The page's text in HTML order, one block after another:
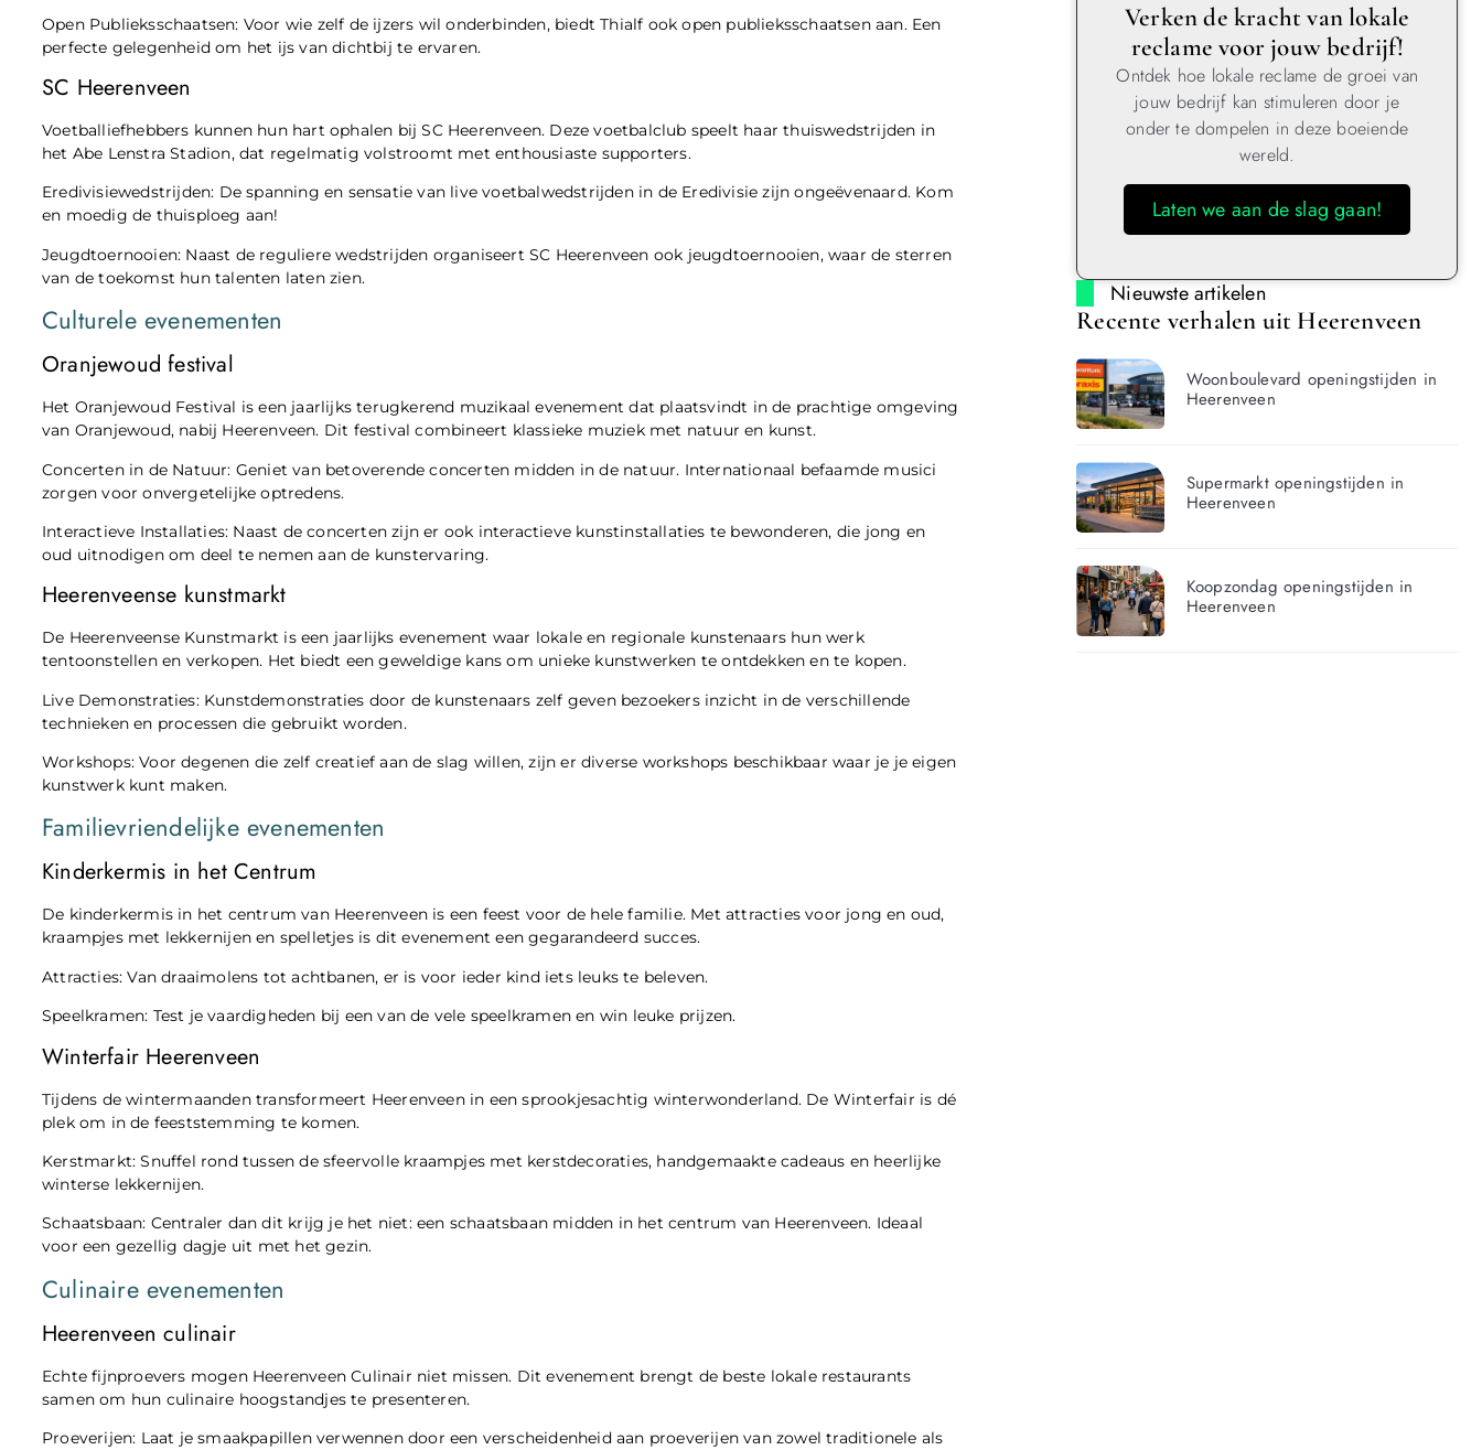
Open Publieksschaatsen: Voor wie zelf de ijzers wil onderbinden, biedt Thialf ook open publieksschaatsen aan. Een
perfecte gelegenheid om het ijs van dichtbij te ervaren.
SC Heerenveen
Voetballiefhebbers kunnen hun hart ophalen bij SC Heerenveen. Deze voetbalclub speelt haar thuiswedstrijden in
het Abe Lenstra Stadion, dat regelmatig volstroomt met enthousiaste supporters.
Eredivisiewedstrijden: De spanning en sensatie van live voetbalwedstrijden in de Eredivisie zijn ongeëvenaard. Kom
en moedig de thuisploeg aan!
Jeugdtoernooien: Naast de reguliere wedstrijden organiseert SC Heerenveen ook jeugdtoernooien, waar de sterren
van de toekomst hun talenten laten zien.
Culturele evenementen
Oranjewoud festival
Het Oranjewoud Festival is een jaarlijks terugkerend muzikaal evenement dat plaatsvindt in de prachtige omgeving
van Oranjewoud, nabij Heerenveen. Dit festival combineert klassieke muziek met natuur en kunst.
Concerten in de Natuur: Geniet van betoverende concerten midden in de natuur. Internationaal befaamde musici
zorgen voor onvergetelijke optredens.
Interactieve Installaties: Naast de concerten zijn er ook interactieve kunstinstallaties te bewonderen, die jong en
oud uitnodigen om deel te nemen aan de kunstervaring.
Heerenveense kunstmarkt
De Heerenveense Kunstmarkt is een jaarlijks evenement waar lokale en regionale kunstenaars hun werk
tentoonstellen en verkopen. Het biedt een geweldige kans om unieke kunstwerken te ontdekken en te kopen.
Live Demonstraties: Kunstdemonstraties door de kunstenaars zelf geven bezoekers inzicht in de verschillende
technieken en processen die gebruikt worden.
Workshops: Voor degenen die zelf creatief aan de slag willen, zijn er diverse workshops beschikbaar waar je je eigen
kunstwerk kunt maken.
Familievriendelijke evenementen
Kinderkermis in het Centrum
De kinderkermis in het centrum van Heerenveen is een feest voor de hele familie. Met attracties voor jong en oud,
kraampjes met lekkernijen en spelletjes is dit evenement een gegarandeerd succes.
Attracties: Van draaimolens tot achtbanen, er is voor ieder kind iets leuks te beleven.
Speelkramen: Test je vaardigheden bij een van de vele speelkramen en win leuke prijzen.
Winterfair Heerenveen
Tijdens de wintermaanden transformeert Heerenveen in een sprookjesachtig winterwonderland. De Winterfair is dé
plek om in de feeststemming te komen.
Kerstmarkt: Snuffel rond tussen de sfeervolle kraampjes met kerstdecoraties, handgemaakte cadeaus en heerlijke
winterse lekkernijen.
Schaatsbaan: Centraler dan dit krijg je het niet: een schaatsbaan midden in het centrum van Heerenveen. Ideaal
voor een gezellig dagje uit met het gezin.
Culinaire evenementen
Heerenveen culinair
Echte fijnproevers mogen Heerenveen Culinair niet missen. Dit evenement brengt de beste lokale restaurants
samen om hun culinaire hoogstandjes te presenteren.
Proeverijen: Laat je smaakpapillen verwennen door een verscheidenheid aan proeverijen van zowel traditionele als
Verken de kracht van lokale
reclame voor jouw bedrijf!
Ontdek hoe lokale reclame de groei van
jouw bedrijf kan stimuleren door je
onder te dompelen in deze boeiende
wereld.
Laten we aan de slag gaan!
Nieuwste artikelen
Recente verhalen uit Heerenveen
Woonboulevard openingstijden in
Heerenveen
Supermarkt openingstijden in
Heerenveen
Koopzondag openingstijden in
Heerenveen